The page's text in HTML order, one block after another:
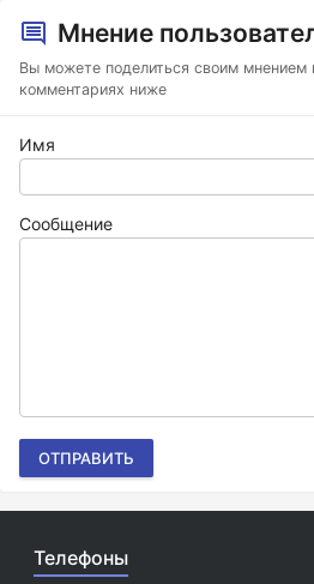
Мнение
Вы можете поделиться своим мнением
комментариях ниже
Имя
Сообщение
ОТПРАВИТЬ
Телефоны